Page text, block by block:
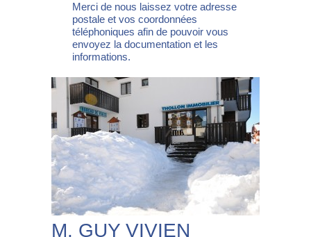
Merci de nous laissez votre adresse
postale et vos coordonnées
téléphoniques afin de pouvoir vous
envoyez la documentation et les
informations.
M. GUY VIVIEN